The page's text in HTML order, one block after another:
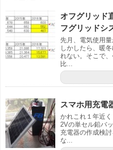
オフグリッド
フグリッドシ
先月、電気使用
しかしたら、暖
れない。そこで
比...
スマホ用充電
かれこれ１年近
2Vの単セル鉛バ
充電器の作成検
な...